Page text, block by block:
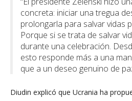
concreta: iniciar una tregua
prolongarla para salvar vidas
Porque si se trata de salvar
durante una celebración.
esto responde más a una
que a un deseo genuino de
Diudin explicó que Ucrania ha